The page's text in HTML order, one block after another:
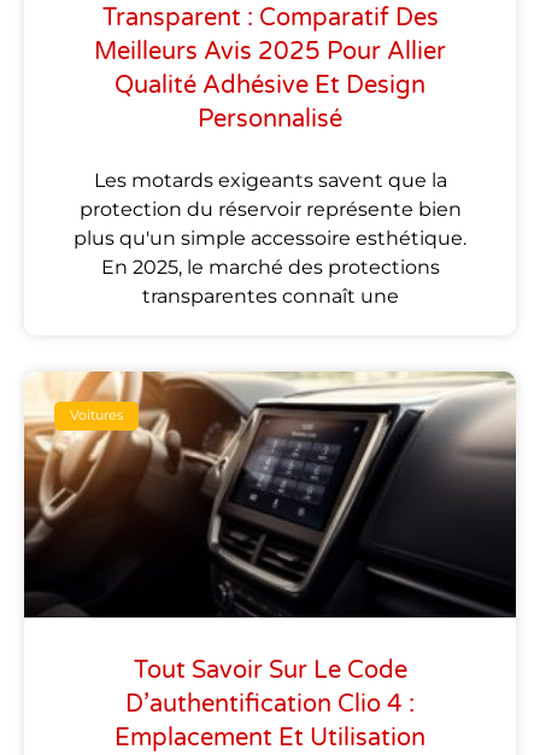
Transparent : Comparatif Des
Meilleurs Avis 2025 Pour Allier
Qualité Adhésive Et Design
Personnalisé
Les motards exigeants savent que la
protection du réservoir représente bien
plus qu'un simple accessoire esthétique.
En 2025, le marché des protections
transparentes connaît une
Voitures
Tout Savoir Sur Le Code
D’authentification Clio 4 :
Emplacement Et Utilisation